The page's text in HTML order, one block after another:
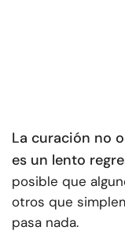
La curación no
es un lento
posible que
otros que
pasa nada.